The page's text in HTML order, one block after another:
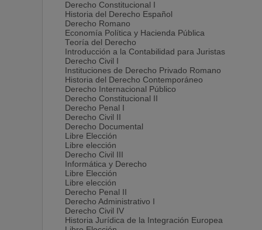
Derecho Constitucional I
Historia del Derecho Español
Derecho Romano
Economía Política y Hacienda Pública
Teoría del Derecho
Introducción a la Contabilidad para Juristas
Derecho Civil I
Instituciones de Derecho Privado Romano
Historia del Derecho Contemporáneo
Derecho Internacional Público
Derecho Constitucional II
Derecho Penal I
Derecho Civil II
Derecho Documental
Libre Elección
Libre elección
Derecho Civil III
Informática y Derecho
Libre Elección
Libre elección
Derecho Penal II
Derecho Administrativo I
Derecho Civil IV
Historia Jurídica de la Integración Europea